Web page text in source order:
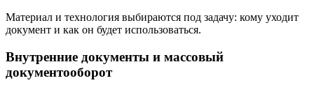
Материал и технология выбираются под задачу: кому уходит
документ и как он будет использоваться.
Внутренние документы и массовый
документооборот